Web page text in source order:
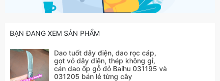
BẠN ĐANG XEM SẢN PHẨM
Dao tuốt dây điện, dao rọc cáp,
gọt vỏ dây điện, thép không gỉ,
cán dao ốp gỗ đỏ Baihu 031195 và
031205 bán lẻ từng cây